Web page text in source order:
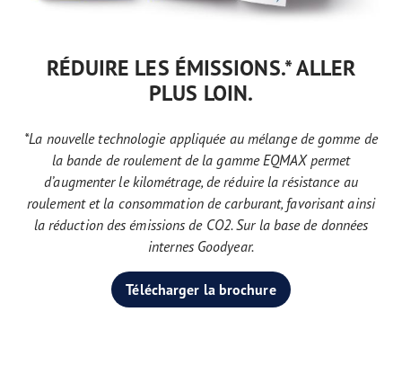
RÉDUIRE LES ÉMISSIONS.* ALLER
PLUS LOIN.
*La nouvelle technologie appliquée au mélange de gomme de
la bande de roulement de la gamme EQMAX permet
d’augmenter le kilométrage, de réduire la résistance au
roulement et la consommation de carburant, favorisant ainsi
la réduction des émissions de CO2. Sur la base de données
internes Goodyear.
Télécharger la brochure